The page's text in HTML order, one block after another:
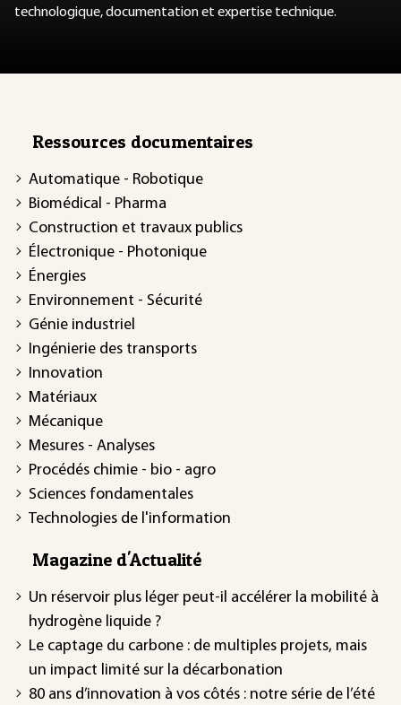
technologique, documentation et expertise technique.
Ressources documentaires
Automatique - Robotique
Biomédical - Pharma
Construction et travaux publics
Électronique - Photonique
Énergies
Environnement - Sécurité
Génie industriel
Ingénierie des transports
Innovation
Matériaux
Mécanique
Mesures - Analyses
Procédés chimie - bio - agro
Sciences fondamentales
Technologies de l'information
Magazine d'Actualité
Un réservoir plus léger peut-il accélérer la mobilité à
hydrogène liquide ?
Le captage du carbone : de multiples projets, mais
un impact limité sur la décarbonation
80 ans d’innovation à vos côtés : notre série de l’été